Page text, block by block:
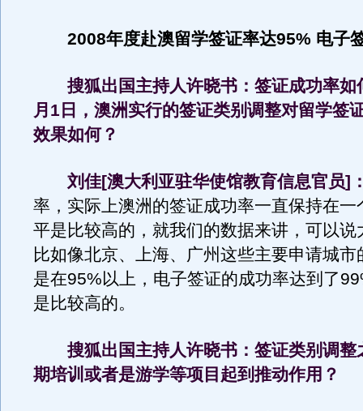
2008年度赴澳留学签证率达95% 电子
搜狐出国主持人许晓书：签证成功率如
月1日，澳洲实行的签证类别调整对留学签
效果如何？
刘佳[澳大利亚驻华使馆教育信息官员]
率，实际上澳洲的签证成功率一直保持在一
平是比较高的，就我们的数据来讲，可以说
比如像北京、上海、广州这些主要申请城市
是在95%以上，电子签证的成功率达到了
是比较高的。
搜狐出国主持人许晓书：签证类别调整
期培训或者是游学等项目起到推动作用？